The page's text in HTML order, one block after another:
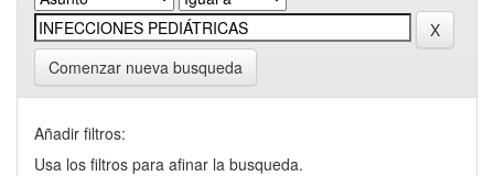
Comenzar nueva busqueda
Añadir filtros:
Usa los filtros para afinar la busqueda.